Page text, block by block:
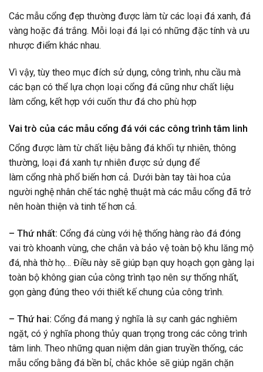
Các mẫu cổng đẹp thường được làm từ các loại đá xanh, đá
vàng hoặc đá trắng. Mỗi loại đá lại có những đặc tính và ưu
nhược điểm khác nhau.
Vì vậy, tùy theo mục đích sử dụng, công trình, nhu cầu mà
các bạn có thể lựa chọn loại cổng đá cũng như chất liệu
làm cổng, kết hợp với cuốn thư đá cho phù hợp
Vai trò của các mẫu cổng đá với các công trình tâm linh
Cổng được làm từ chất liệu bằng đá khối tự nhiên, thông
thường, loại đá xanh tự nhiên được sử dụng để
làm cổng nhà phổ biến hơn cả. Dưới bàn tay tài hoa của
người nghệ nhân chế tác nghệ thuật mà các mẫu cổng đã trở
nên hoàn thiện và tinh tế hơn cả.
– Thứ nhất: Cổng đá cùng với hệ thống hàng rào đá đóng
vai trò khoanh vùng, che chắn và bảo vệ toàn bộ khu lăng mộ
đá, nhà thờ họ… Điều này sẽ giúp bạn quy hoạch gọn gàng lại
toàn bộ không gian của công trình tạo nên sự thống nhất,
gọn gàng đúng theo với thiết kế chung của công trình.
– Thứ hai: Cổng đá mang ý nghĩa là sự canh gác nghiêm
ngặt, có ý nghĩa phong thủy quan trọng trong các công trình
tâm linh. Theo những quan niệm dân gian truyền thống, các
mẫu cổng bằng đá bền bỉ, chắc khỏe sẽ giúp ngăn chặn